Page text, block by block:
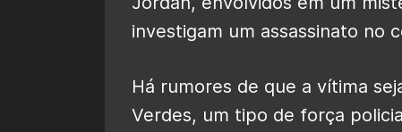
investigam um assassinato no
Há rumores de que a vítima
Verdes, um tipo de força